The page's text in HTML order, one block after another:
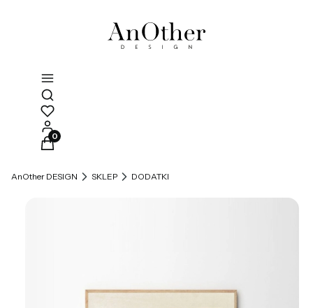
Otwórz wyszukiwarkę
Produkty w koszyku: 0. Zobacz szczegóły
AnOther DESIGN SKLEP DODATKI